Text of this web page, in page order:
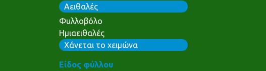
Αειθαλές
Φυλλοβόλο
Ημιαειθαλές
Χάνεται το χειμώνα
Είδος φύλλου